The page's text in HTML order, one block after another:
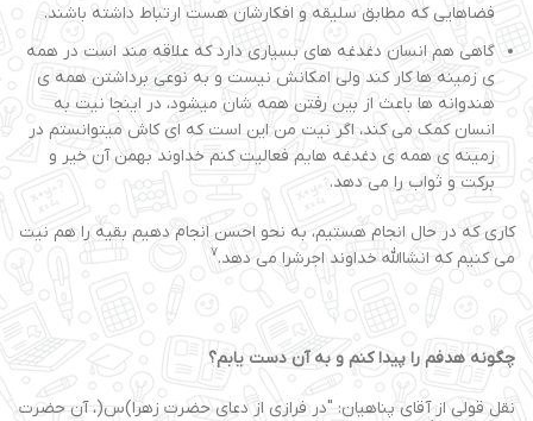
فضاهایی که مطابق سلیقه و افکارشان هست ارتباط داشته باشند.
گاهی هم انسان دغدغه های بسیاری دارد که علاقه مند است در همه
ی زمینه ها کار کند ولی امکانش نیست و به نوعی برداشتن همه ی
هندوانه ها باعث از بین رفتن همه شان میشود، در اینجا نیت به
انسان کمک می کند، اگر نیت من این است که ای کاش میتوانستم در
زمینه ی همه ی دغدغه هایم فعالیت کنم خداوند بهمن آن خیر و
برکت و ثواب را می دهد.
کاری که در حال انجام هستیم، به نحو احسن انجام دهیم بقیه را هم نیت
می کنیم که انشاالله خداوند اجرشرا می دهد.7
چگونه هدفم را پیدا کنم و به آن دست یابم؟
نقل قولی از آقای پناهیان: "در فرازی از دعای حضرت زهرا)س(، آن حضرت